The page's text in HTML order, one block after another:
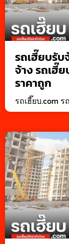
รถเฮี๊ยบรับ
จ้าง รถเฮี๊ย
ราคาถูก
รถเฮี๊ยบ.com